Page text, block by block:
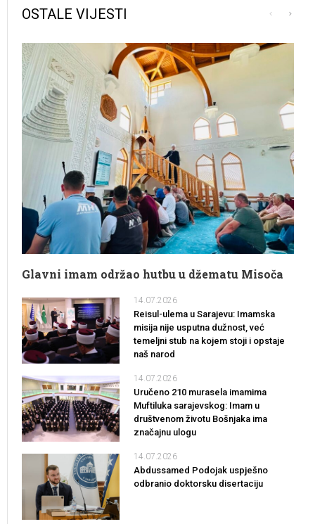
OSTALE VIJESTI
Glavni imam održao hutbu u džematu Misoča
14.07.2026
Reisul-ulema u Sarajevu: Imamska
misija nije usputna dužnost, već
temeljni stub na kojem stoji i opstaje
naš narod
14.07.2026
Uručeno 210 murasela imamima
Muftiluka sarajevskog: Imam u
društvenom životu Bošnjaka ima
značajnu ulogu
14.07.2026
Abdussamed Podojak uspješno
odbranio doktorsku disertaciju